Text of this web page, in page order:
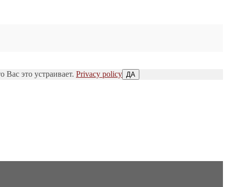
это устраивает. Privacy policy ДА